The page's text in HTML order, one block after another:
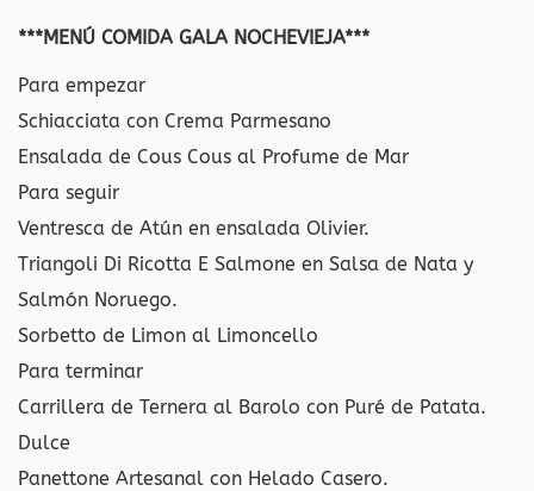
***MENÚ COMIDA GALA NOCHEVIEJA***
Para empezar
Schiacciata con Crema Parmesano
Ensalada de Cous Cous al Profume de Mar
Para seguir
Ventresca de Atún en ensalada Olivier.
Triangoli Di Ricotta E Salmone en Salsa de Nata y
Salmón Noruego.
Sorbetto de Limon al Limoncello
Para terminar
Carrillera de Ternera al Barolo con Puré de Patata.
Dulce
Panettone Artesanal con Helado Casero.